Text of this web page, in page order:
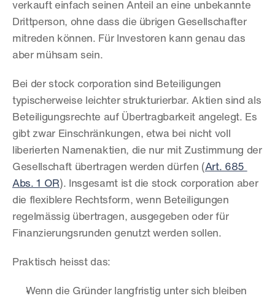
verkauft einfach seinen Anteil an eine unbekannte
Drittperson, ohne dass die übrigen Gesellschafter
mitreden können. Für Investoren kann genau das
aber mühsam sein.
Bei der stock corporation sind Beteiligungen
typischerweise leichter strukturierbar. Aktien sind als
Beteiligungsrechte auf Übertragbarkeit angelegt. Es
gibt zwar Einschränkungen, etwa bei nicht voll
liberierten Namenaktien, die nur mit Zustimmung der
Gesellschaft übertragen werden dürfen (Art. 685
Abs. 1 OR). Insgesamt ist die stock corporation aber
die flexiblere Rechtsform, wenn Beteiligungen
regelmässig übertragen, ausgegeben oder für
Finanzierungsrunden genutzt werden sollen.
Praktisch heisst das:
Wenn die Gründer langfristig unter sich bleiben